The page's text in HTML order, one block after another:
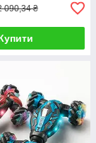
090,34 ₴